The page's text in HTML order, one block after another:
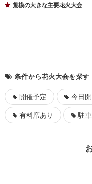
規模の大きな主要花火大会
条件から花火大会を探す
開催予定 今日
有料席あり
駐